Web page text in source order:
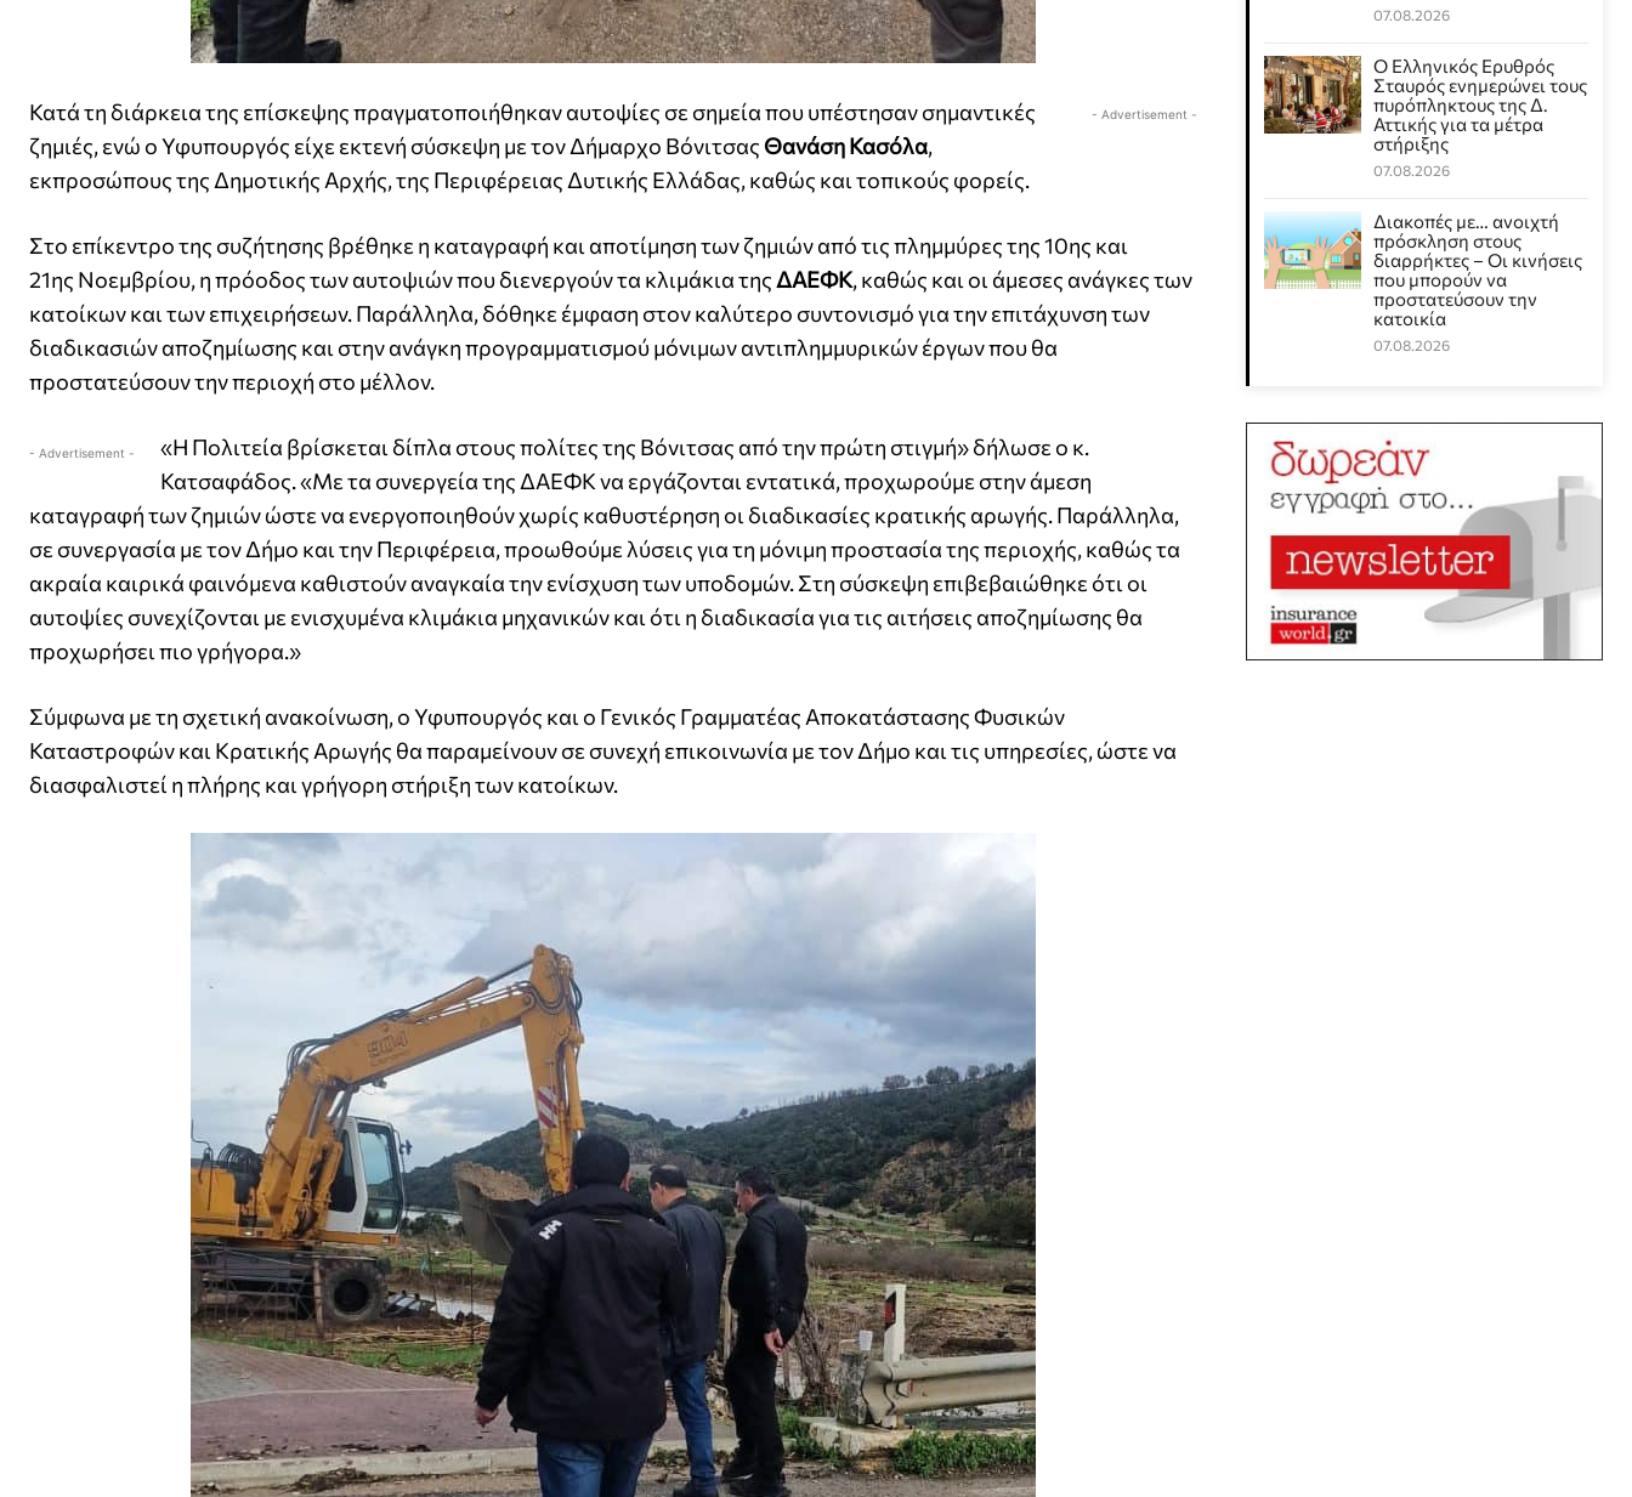
- Advertisement -
Κατά τη διάρκεια της επίσκεψης πραγματοποιήθηκαν αυτοψίες σε σημεία που υπέστησαν σημαντικές
ζημιές, ενώ ο Υφυπουργός είχε εκτενή σύσκεψη με τον Δήμαρχο Βόνιτσας Θανάση Κασόλα,
εκπροσώπους της Δημοτικής Αρχής, της Περιφέρειας Δυτικής Ελλάδας, καθώς και τοπικούς φορείς.
Στο επίκεντρο της συζήτησης βρέθηκε η καταγραφή και αποτίμηση των ζημιών από τις πλημμύρες της 10ης και
21ης Νοεμβρίου, η πρόοδος των αυτοψιών που διενεργούν τα κλιμάκια της ΔΑΕΦΚ, καθώς και οι άμεσες ανάγκες των
κατοίκων και των επιχειρήσεων. Παράλληλα, δόθηκε έμφαση στον καλύτερο συντονισμό για την επιτάχυνση των
διαδικασιών αποζημίωσης και στην ανάγκη προγραμματισμού μόνιμων αντιπλημμυρικών έργων που θα
προστατεύσουν την περιοχή στο μέλλον.
- Advertisement -
«Η Πολιτεία βρίσκεται δίπλα στους πολίτες της Βόνιτσας από την πρώτη στιγμή» δήλωσε ο κ.
Κατσαφάδος. «Με τα συνεργεία της ΔΑΕΦΚ να εργάζονται εντατικά, προχωρούμε στην άμεση
καταγραφή των ζημιών ώστε να ενεργοποιηθούν χωρίς καθυστέρηση οι διαδικασίες κρατικής αρωγής. Παράλληλα,
σε συνεργασία με τον Δήμο και την Περιφέρεια, προωθούμε λύσεις για τη μόνιμη προστασία της περιοχής, καθώς τα
ακραία καιρικά φαινόμενα καθιστούν αναγκαία την ενίσχυση των υποδομών. Στη σύσκεψη επιβεβαιώθηκε ότι οι
αυτοψίες συνεχίζονται με ενισχυμένα κλιμάκια μηχανικών και ότι η διαδικασία για τις αιτήσεις αποζημίωσης θα
προχωρήσει πιο γρήγορα.»
Σύμφωνα με τη σχετική ανακοίνωση, ο Υφυπουργός και ο Γενικός Γραμματέας Αποκατάστασης Φυσικών
Καταστροφών και Κρατικής Αρωγής θα παραμείνουν σε συνεχή επικοινωνία με τον Δήμο και τις υπηρεσίες, ώστε να
διασφαλιστεί η πλήρης και γρήγορη στήριξη των κατοίκων.
07.08.2026
Ο Ελληνικός Ερυθρός
Σταυρός ενημερώνει τους
πυρόπληκτους της Δ.
Αττικής για τα μέτρα
στήριξης
07.08.2026
Διακοπές με… ανοιχτή
πρόσκληση στους
διαρρήκτες – Οι κινήσεις
που μπορούν να
προστατεύσουν την
κατοικία
07.08.2026